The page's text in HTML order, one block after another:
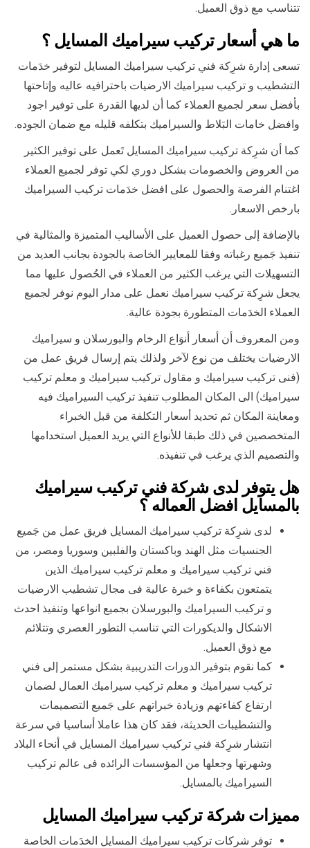
تتناسب مع ذوق العميل.
ما هي أسعار تركيب سيراميك المسايل ؟
تسعى إدارة شرِكة فني تركيب سيراميك المسايل لتوفير خدَمات
التشطيب و تركيب سيراميك الارضيات باحترافيه عاليه وإتاحتها
بأفضل سعر لجميع العملاء كما أن لديها القدرة على توفير اجود
وافضل خامات البَلاط والسيراميك بتكلفه قليله مع ضمان الجوده.
كما أن شرِكة تركيب سيراميك المسايل تَعمل على توفير الكثير
من العروض والخصومات بشكل دوري لكي توفر لجميع العملاء
اغتنام الفرصة والحصول على افضل خدَمات تركيب السيراميك
بارخص الاسعار.
بالإضافة إلى حصول العميل على الأساليب المتميزة والمثالية في
تنفيذ جَميع رغباته وفقا للمعايير الخاصة بالجودة بجانب العديد من
التسهيلات التي يرغب الكثير من العملاء في الحُصول عليها مما
يجعل شرِكة تركيب سيراميك نعمل على مدار اليوم نوفر لجميع
العملاء الخدَمات المتطورة بجودة عالية.
ومن المعروف أن أسعار أنوَاع الرخام والبورسلان و سيراميك
الارضيات يختلف من نوع لآخر ولذلك يتم إرسال فريق عمل من
(فنى تركيب سيراميك و مقاول تركيب سيراميك و معلم تركيب
سيراميك) الى المكان المطلوب تنفيذ تركيب السيراميك فيه
ومعاينة المكان ثم تحديد أسعار التكلفة من قبل الخبراء
المتخصصين في ذلك طبقا للأنواع التي يريد العميل استخدامها
والتصميم الذي يرغب في تنفيذه.
هل يتوفر لدى شركة فني تركيب سيراميك
بالمسايل افضل العماله ؟
لدى شرِكة تركيب سيراميك المسايل فريق عمل من جَميع
الجنسيات مثل الهند وباكستان والفلبين وسوريا ومصر، من
فني تركيب سيراميك و معلم تركيب سيراميك الذين
يتمتعون بكفاءة و خبرة عالية فى مجال تشطيب الارضيات
و تركيب السيراميك والبورسلان بجميع انواعها وتنفيذ احدث
الاشكال والديكورات التي تناسب التطور العصري وتتلائم
مع ذوق العميل.
كما نقوم بتوفير الدورات التدريبية بشكل مستمر إلى فني
تركيب سيراميك و معلم تركيب سيراميك العمال لضمان
ارتفاع كفاءتهم وزيادة خبراتهم على جَميع التصميمات
والتشطيبات الحديثة، فقد كان هذا عاملا أساسيا في سرعة
انتشار شرِكة فني تركيب سيراميك المسايل في أنحاء البلاد
وشهرتها وجعلها من المؤسسات الرائده فى عالم تركيب
السيراميك بالمسايل.
مميزات شركة تركيب سيراميك المسايل
توفر شركات تركيب سيراميك المسايل الخدَمات الخاصة